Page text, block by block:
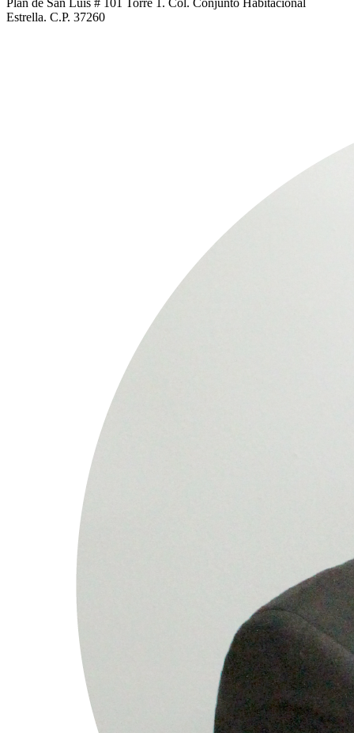
Plan de San Luis # 101 Torre 1. Col. Conjunto Habitacional
Estrella. C.P. 37260